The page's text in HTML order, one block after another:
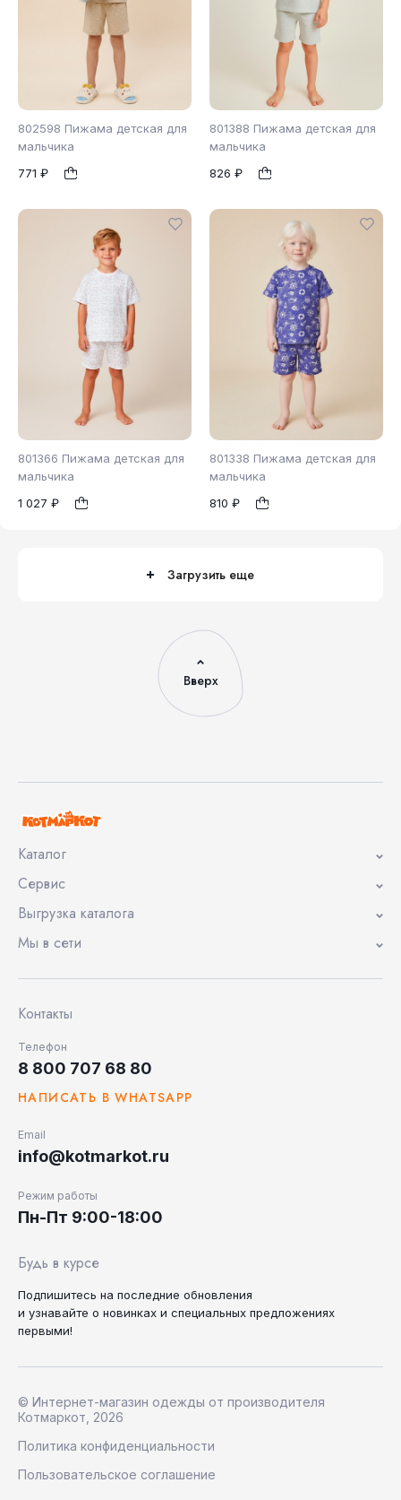
802598 Пижама детская для
мальчика
771 ₽
110
801388 Пижама детская для
мальчика
826 ₽
98 104
128
801366 Пижама детская для
мальчика
1 027 ₽
98 104
801338 Пижама детская для
мальчика
810 ₽
104
Загрузить еще
Вверх
Каталог
Сервис
Выгрузка каталога
Мы в сети
Контакты
Телефон
8 800 707 68 80
НАПИСАТЬ В WHATSAPP
Email
info@kotmarkot.ru
Режим работы
Пн-Пт 9:00-18:00
Будь в курсе
Подпишитесь на последние обновления
и узнавайте о новинках и специальных предложениях
первыми!
© Интернет-магазин одежды от производителя
Котмаркот, 2026
Политика конфиденциальности
Пользовательское соглашение